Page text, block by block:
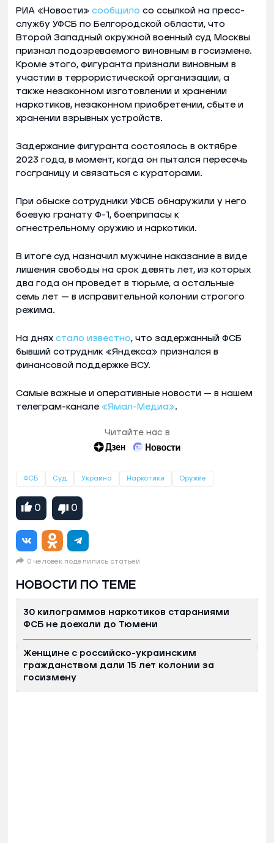
РИА «Новости» сообщило со ссылкой на пресс-
службу УФСБ по Белгородской области, что
Второй Западный окружной военный суд Москвы
признал подозреваемого виновным в госизмене.
Кроме этого, фигуранта признали виновным в
участии в террористической организации, а
также незаконном изготовлении и хранении
наркотиков, незаконном приобретении, сбыте и
хранении взрывных устройств.
Задержание фигуранта состоялось в октябре
2023 года, в момент, когда он пытался пересечь
госграницу и связаться с кураторами.
При обыске сотрудники УФСБ обнаружили у него
боевую гранату Ф-1, боеприпасы к
огнестрельному оружию и наркотики.
В итоге суд назначил мужчине наказание в виде
лишения свободы на срок девять лет, из которых
два года он проведет в тюрьме, а остальные
семь лет — в исправительной колонии строгого
режима.
На днях стало известно, что задержанный ФСБ
бывший сотрудник «Яндекса» признался в
финансовой поддержке ВСУ.
Самые важные и оперативные новости — в нашем
телеграм-канале «Ямал-Медиа».
Читайте нас в
ФСБ Суд Украина Наркотики Оружие
0 0
0 человек поделились статьей
НОВОСТИ ПО ТЕМЕ
30 килограммов наркотиков стараниями
ФСБ не доехали до Тюмени
Женщине с российско-украинским
гражданством дали 15 лет колонии за
госизмену